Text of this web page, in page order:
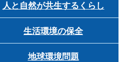
人と自然が共生するくらし
生活環境の保全
地球環境問題